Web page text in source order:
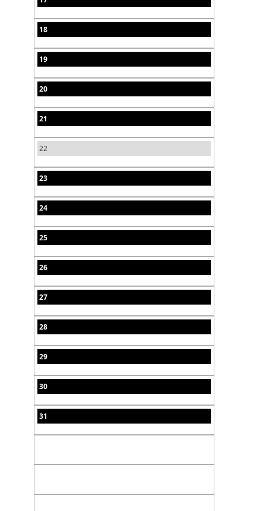
18
19
20
21
22
23
24
25
26
27
28
29
30
31